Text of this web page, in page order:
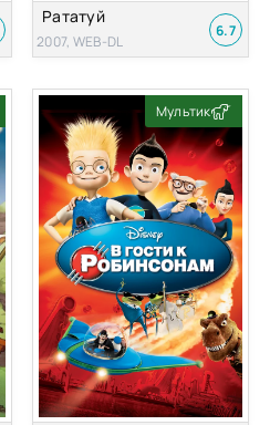
Рататуй
2007, WEB-DL
6.7
Мультик